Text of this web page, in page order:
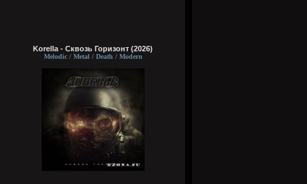
Korella - Сквозь Горизонт (2026)
Melodic / Metal / Death / Modern